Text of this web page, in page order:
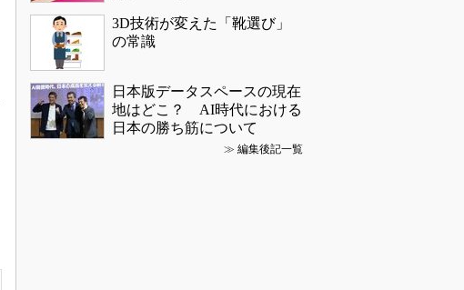
3D技術が変えた「靴選び」
の常識
日本版データスペースの現在
地はどこ？ AI時代における
日本の勝ち筋について
≫ 編集後記一覧